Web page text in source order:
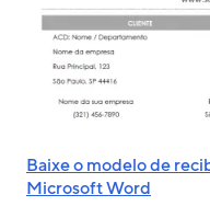
Baixe o modelo de
Microsoft Word